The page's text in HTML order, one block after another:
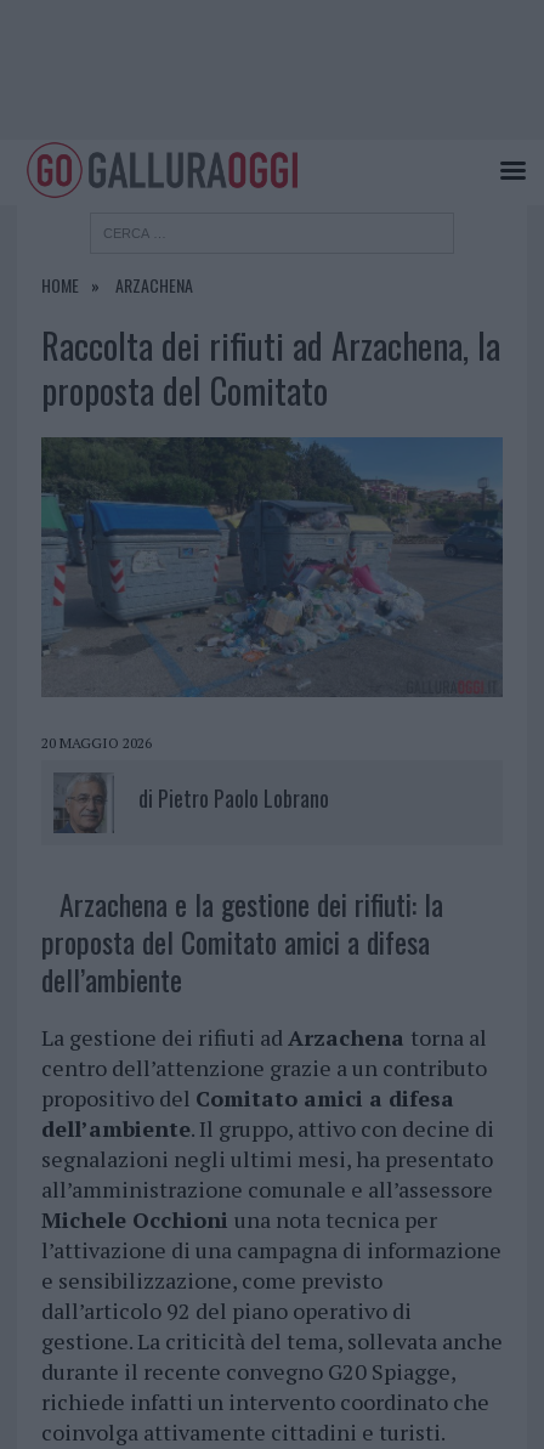
HOME ARZACHENA
Raccolta dei rifiuti ad Arzachena, la
proposta del Comitato
20 MAGGIO 2026
di Pietro Paolo Lobrano
Arzachena e la gestione dei rifiuti: la
proposta del Comitato amici a difesa
dell’ambiente
La gestione dei rifiuti adArzachena torna al
centro dell’attenzione grazie a un contributo
propositivo del Comitato amici a difesa
dell’ambiente. Il gruppo, attivo con decine di
segnalazioni negli ultimi mesi, ha presentato
all’amministrazione comunale e all’assessore
Michele Occhioni una nota tecnica per
l’attivazione di una campagna di informazione
e sensibilizzazione, come previsto
dall’articolo 92 del piano operativo di
gestione. La criticità del tema, sollevata anche
durante il recente convegno G20 Spiagge,
richiede infatti un intervento coordinato che
coinvolga attivamente cittadini e turisti.